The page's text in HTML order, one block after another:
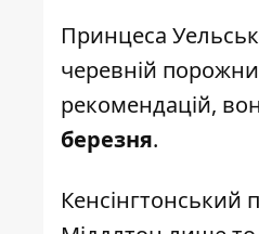
Принцеса
черевній
рекомендацій,
березня.